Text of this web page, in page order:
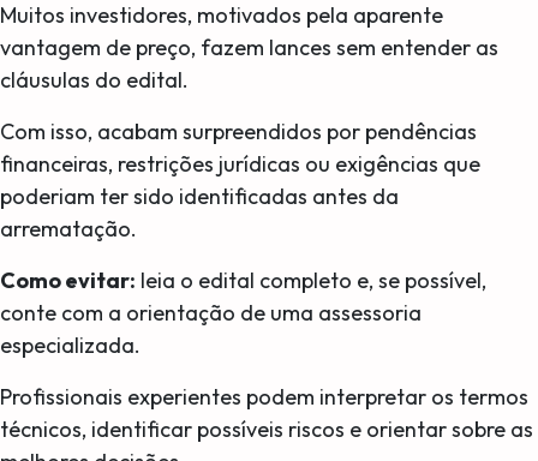
Muitos investidores, motivados pela aparente
vantagem de preço, fazem lances sem entender as
cláusulas do edital.
Com isso, acabam surpreendidos por pendências
financeiras, restrições jurídicas ou exigências que
poderiam ter sido identificadas antes da
arrematação.
Como evitar: leia o edital completo e, se possível,
conte com a orientação de uma assessoria
especializada.
Profissionais experientes podem interpretar os termos
técnicos, identificar possíveis riscos e orientar sobre as